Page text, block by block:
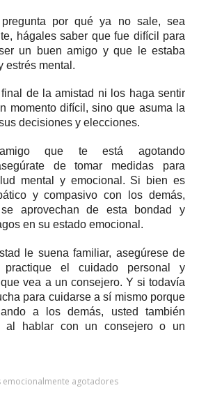
por qué ya no sale, sea
hágales saber que fue difícil para
un buen amigo y que le estaba
estrés mental.
de la amistad ni los haga sentir
momento difícil, sino que asuma la
decisiones y elecciones.
que te está agotando
de tomar medidas para
mental y emocional. Si bien es
y compasivo con los demás,
aprovechan de esta bondad y
en su estado emocional.
le suena familiar, asegúrese de
practique el cuidado personal y
vea a un consejero. Y si todavía
para cuidarse a sí mismo porque
a los demás, usted también
al hablar con un consejero o un
emocionalmente agotadores